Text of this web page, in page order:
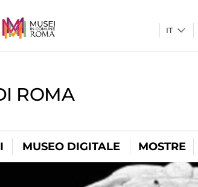
ROMA
MUSEO DIGITALE MOSTRE